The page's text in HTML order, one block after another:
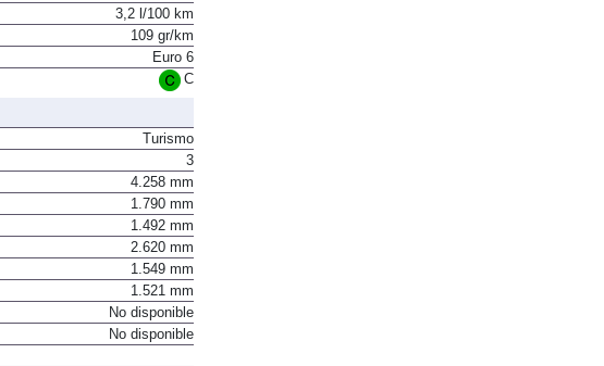
4,7 l/100 km
3,2 l/100 km
109 gr/km
Euro 6
Turismo
3
4.258 mm
1.790 mm
1.492 mm
2.620 mm
1.549 mm
1.521 mm
No disponible